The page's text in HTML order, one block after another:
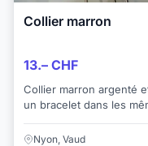
Collier marron
13.– CHF
Collier marron argenté et perles Je vends
un bracelet dans les mêmes tons Paiement
Nyon, Vaud